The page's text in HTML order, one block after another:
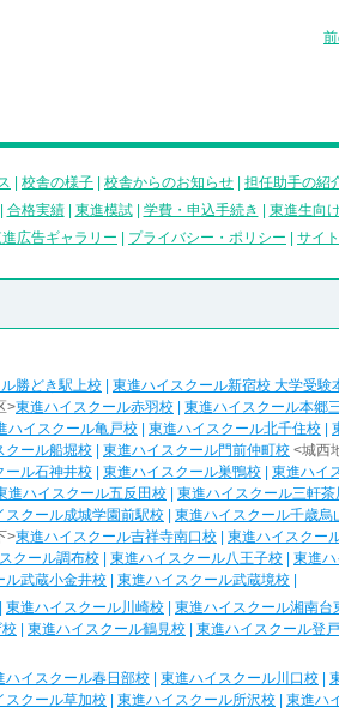
校舎の様子 校舎からのお知らせ 担任助手の紹
合格実績| 東進模試| 学費・申込手続き 東進生向
広告ギャラリー プライバシー・ポリシー サイ
勝どき駅上校 東進ハイスクール新宿校 大学受験
>東進ハイスクール赤羽校 東進ハイスクール本郷
ハイスクール亀戸校 東進ハイスクール北千住校
クール船堀校 東進ハイスクール門前仲町校 <城西
ール石神井校 東進ハイスクール巣鴨校 東進ハイ
進ハイスクール五反田校 東進ハイスクール三軒茶
スクール成城学園前駅校 東進ハイスクール千歳烏
>東進ハイスクール吉祥寺南口校 東進ハイスクー
クール調布校 東進ハイスクール八王子校 東進
ル武蔵小金井校 東進ハイスクール武蔵境校
東進ハイスクール川崎校 東進ハイスクール湘南台
東進ハイスクール鶴見校 東進ハイスクール登
ハイスクール春日部校 東進ハイスクール川口校
スクール草加校 東進ハイスクール所沢校 東進ハ